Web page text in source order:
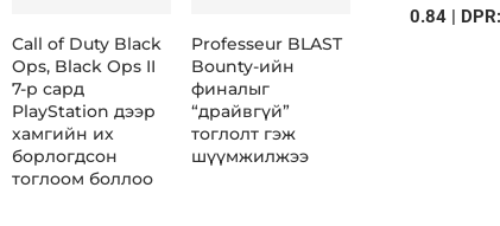
0.84 |
Call of Duty Black
Ops, Black Ops II
7-р сард
PlayStation дээр
хамгийн их
борлогдсон
тоглоом боллоо
Professeur BLAST
Bounty-ийн
финалыг
“драйвгүй”
тоглолт гэж
шүүмжилжээ